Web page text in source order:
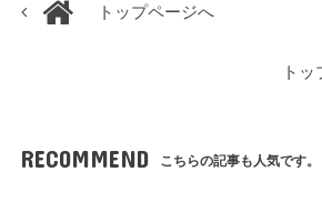
トップページへ
ト
RECOMMEND こちらの記事も人気です。